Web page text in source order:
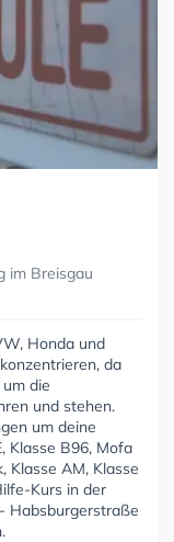
im Breisgau
Honda und
da
die
und stehen.
um deine
Klasse B96, Mofa
Klasse AM, Klasse
Kurs in der
Habsburgerstraße